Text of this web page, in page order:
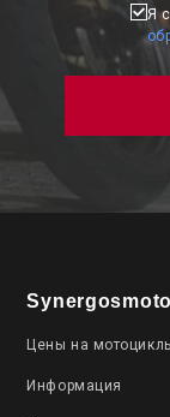
Я
Synergosmoto
Цены на
Информация